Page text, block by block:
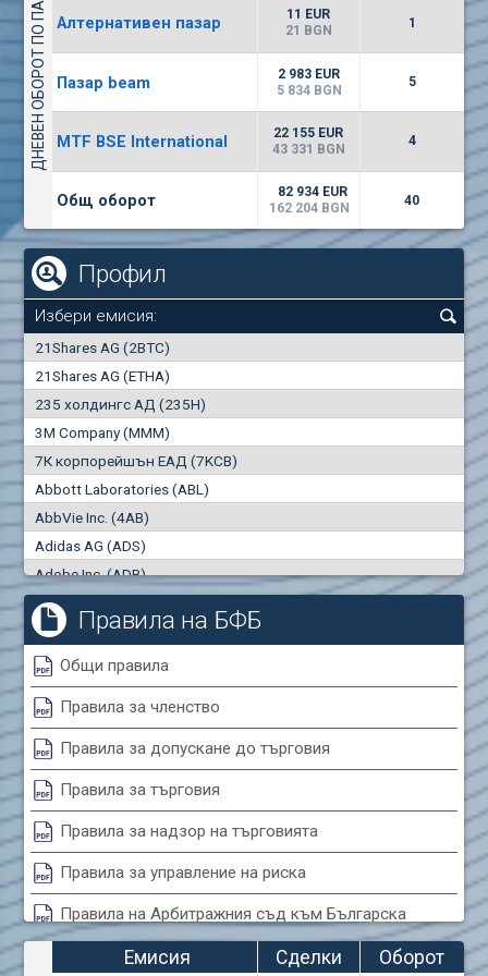
(MONB) Монбат
0.00% 1 0100
1 9753
1 7000
3249
2
ДНЕВЕН ОБОРОТ ПО ПАЗАРИ Алтернативен пазар
11 EUR
21 BGN
1
Пазар beam
2 983 EUR
5 834 BGN
5
MTF BSE International
22 155 EUR
43 331 BGN
4
Общ оборот
82 934 EUR
162 204 BGN
40
Профил
Избери емисия:
21Shares AG (2BTC)
21Shares AG (ETHA)
235 холдингс АД (235H)
3M Company (MMM)
7К корпорейшън ЕАД (7KCB)
Abbott Laboratories (ABL)
AbbVie Inc. (4AB)
Adidas AG (ADS)
Adobe Inc. (ADB)
Advanced Micro Devices Inc. (AMD)
Agrana Beteiligungs AG (AGB2)
Air Canada Inc. (ADH2)
Air France (AFR0)
Air Liquide SA (AIL)
Airbus SE (AIR)
Aixtron SE (AIXA)
Algonquin Power & Utilities Corp (751)
Alibaba Group Holding Ltd. (AHLA)
Allianz SE (ALV)
Alphabet Inc. (ABEA)
Alphabet Inc. (ABEC)
Altria Group Inc. (PHM7)
Amazon.com Inc. (AMZ)
0000
0.000
Най-добра
"купува"
0
Най-добра
0
Сделки
0
Оборот (евро)
0
Правила на БФБ
Общи правила
Правила за членство
Правила за допускане до търговия
Правила за търговия
Правила за надзор на търговията
Правила за управление на риска
Правила на Арбитражния съд към Българска
фондова борса
Емисия Сделки
Оборот